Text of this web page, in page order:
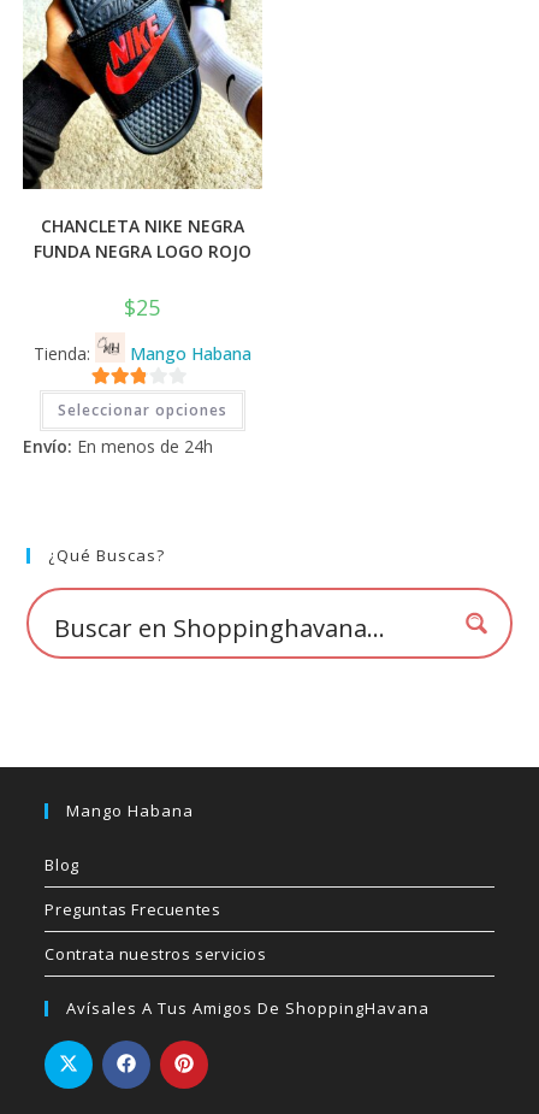
de
producto
CHANCLETA NIKE NEGRA
FUNDA NEGRA LOGO ROJO
$25
Tienda: Mango Habana
2.71
de 5
Seleccionar opciones
Este
tiene
la
de
producto
Envío: En menos de 24h
¿Qué Buscas?
Mango Habana
Blog
Preguntas Frecuentes
Contrata nuestros servicios
Avísales A Tus Amigos De ShoppingHavana